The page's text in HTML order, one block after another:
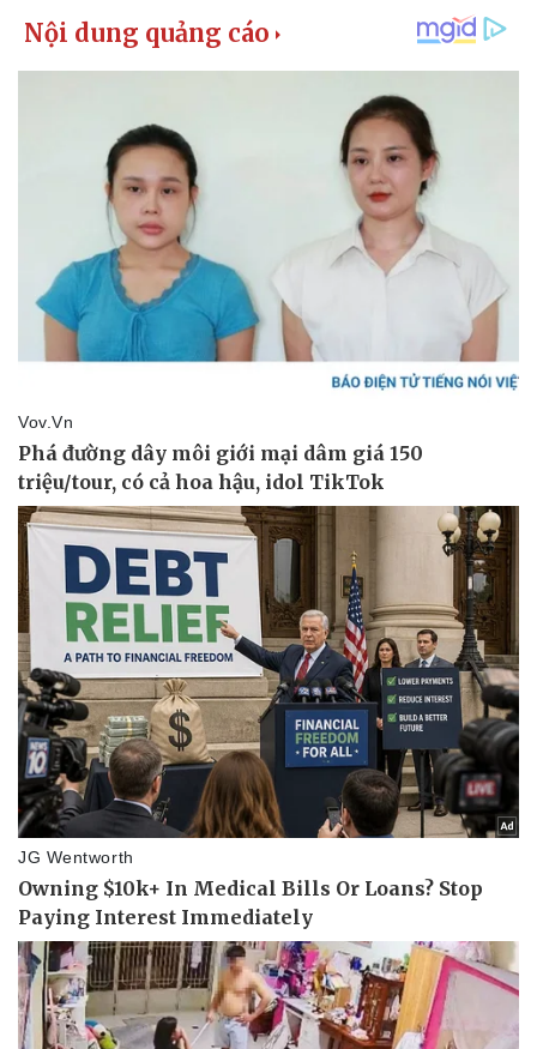
Kinh tế
Bất động sản
Khởi nghiệp
Thị trường
Giá vàng
Tỷ giá
Chứng khoán
Giá cà phê